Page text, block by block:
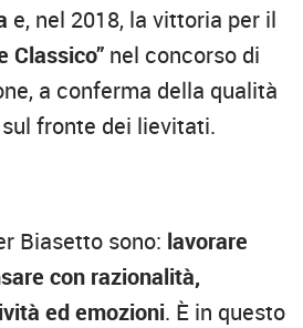
e, nel 2018, la vittoria per il
Classico” nel concorso di
a conferma della qualità
fronte dei lievitati.
Biasetto sono: lavorare
con razionalità,
ed emozioni. È in questo